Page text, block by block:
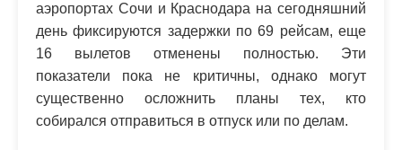
аэропортах Сочи и Краснодара на сегодняшний
день фиксируются задержки по 69 рейсам, еще
16 вылетов отменены полностью. Эти
показатели пока не критичны, однако могут
существенно осложнить планы тех, кто
собирался отправиться в отпуск или по делам.